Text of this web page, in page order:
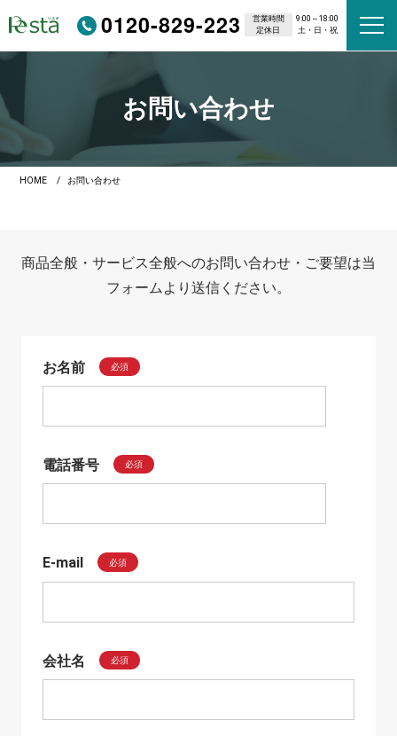
0120-829-223 営業時間
9:00～18:00
定休日
土・日・祝
お問い合わせ
HOME お問い合わせ
商品全般・サービス全般へのお問い合わせ・ご要望は当
フォームより送信ください。
お名前 必須
電話番号 必須
E-mail 必須
会社名 必須